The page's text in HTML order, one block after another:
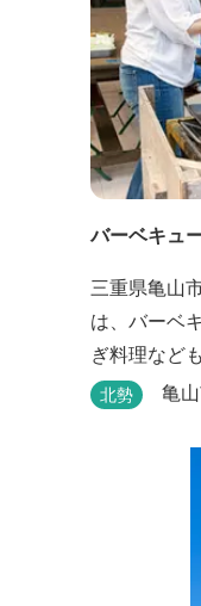
バーベキュ
三重県亀山
は、バーベ
ぎ料理なども楽
は、食材か
で、釣った
で、様々な
北勢 亀